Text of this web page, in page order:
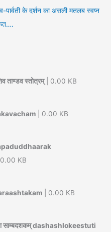
के दर्शन का असली मतलब स्वप्न
स्तोत्रम्| 0.00 KB
| 0.00 KB
0.00 KB
| 0.00 KB
साम्बदशकम् dashashlokeestuti